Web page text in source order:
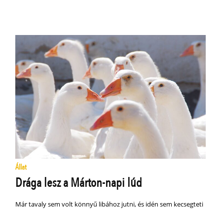
Állat
Drága lesz a Márton-napi lúd
Már tavaly sem volt könnyű libához jutni, és idén sem kecsegteti